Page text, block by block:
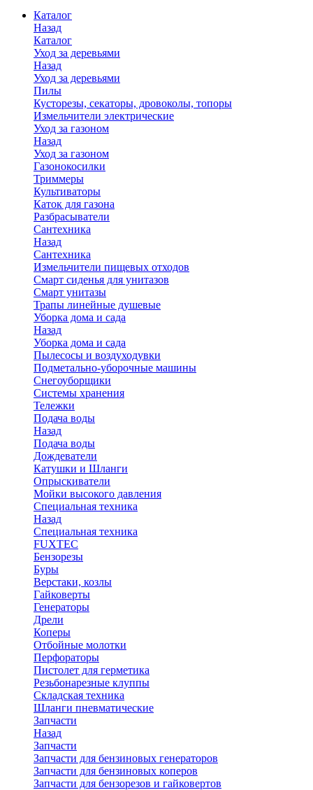
Каталог
Назад
Каталог
Уход за деревьями
Назад
Уход за деревьями
Пилы
Кусторезы, секаторы, дровоколы, топоры
Измельчители электрические
Уход за газоном
Назад
Уход за газоном
Газонокосилки
Триммеры
Культиваторы
Каток для газона
Разбрасыватели
Сантехника
Назад
Сантехника
Измельчители пищевых отходов
Смарт сиденья для унитазов
Смарт унитазы
Трапы линейные душевые
Уборка дома и сада
Назад
Уборка дома и сада
Пылесосы и воздуходувки
Подметально-уборочные машины
Снегоуборщики
Системы хранения
Тележки
Подача воды
Назад
Подача воды
Дождеватели
Катушки и Шланги
Опрыскиватели
Мойки высокого давления
Специальная техника
Назад
Специальная техника
FUXTEC
Бензорезы
Буры
Верстаки, козлы
Гайковерты
Генераторы
Дрели
Коперы
Отбойные молотки
Перфораторы
Пистолет для герметика
Резьбонарезные клуппы
Складская техника
Шланги пневматические
Запчасти
Назад
Запчасти
Запчасти для бензиновых генераторов
Запчасти для бензиновых коперов
Запчасти для бензорезов и гайковертов